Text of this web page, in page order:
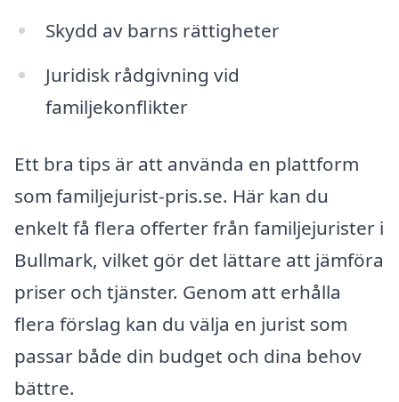
Skydd av barns rättigheter
Juridisk rådgivning vid
familjekonflikter
Ett bra tips är att använda en plattform
som familjejurist-pris.se. Här kan du
enkelt få flera offerter från familjejurister i
Bullmark, vilket gör det lättare att jämföra
priser och tjänster. Genom att erhålla
flera förslag kan du välja en jurist som
passar både din budget och dina behov
bättre.